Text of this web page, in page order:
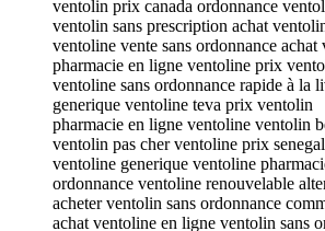
ventolin prix canada ordonnance
ventolin sans prescription achat
ventoline vente sans ordonnance
pharmacie en ligne ventoline prix
ventoline sans ordonnance rapide à la
generique ventoline teva prix ventolin
pharmacie en ligne ventoline ventolin
ventolin pas cher ventoline prix senegal
ventoline generique ventoline
ordonnance ventoline renouvelable
acheter ventolin sans ordonnance
achat ventoline en ligne ventolin sans